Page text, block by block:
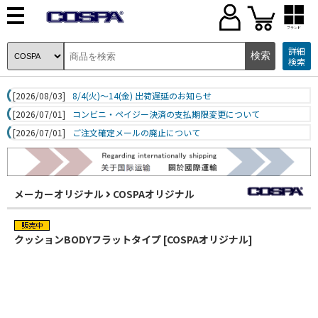
ブランド
詳細
検索
[2026/08/03]
8/4(火)～14(金) 出荷遅延のお知らせ
[2026/07/01]
コンビニ・ペイジー決済の支払期限変更について
[2026/07/01]
ご注文確定メールの廃止について
メーカーオリジナル COSPAオリジナル
クッションBODYフラットタイプ [COSPAオリジナル]